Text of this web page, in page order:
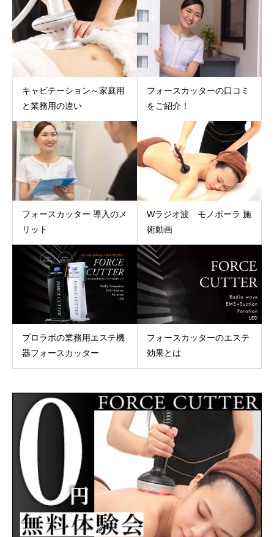
キャビテーション～家庭用
と業務用の違い
フォースカッターの口コミ
をご紹介！
フォースカッター 導入のメ
リット
Wラジオ波 モノポーラ 施
術動画
プロラボの業務用エステ機
器フォースカッター
フォースカッターのエステ
効果とは